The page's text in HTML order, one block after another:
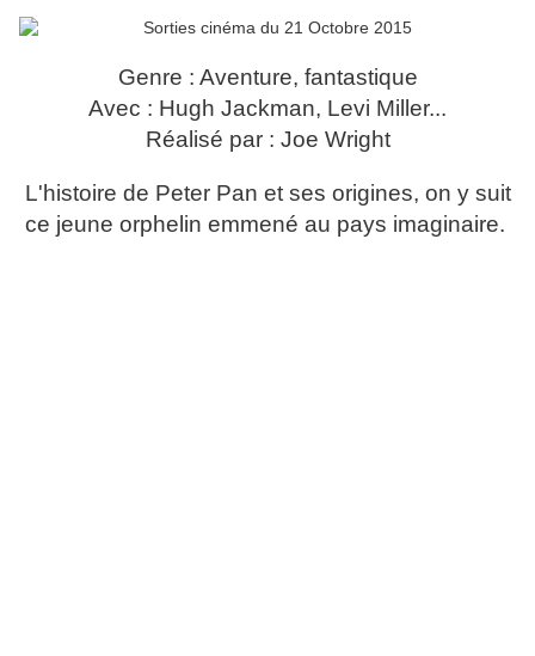
Genre : Aventure, fantastique
Avec : Hugh Jackman, Levi Miller...
Réalisé par : Joe Wright
L'histoire de Peter Pan et ses origines, on y suit
ce jeune orphelin emmené au pays imaginaire.